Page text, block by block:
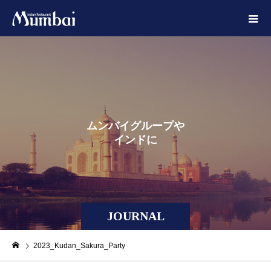
JOURNAL
ムンバイグループや
インドにま
2023_Kudan_Sakura_Party